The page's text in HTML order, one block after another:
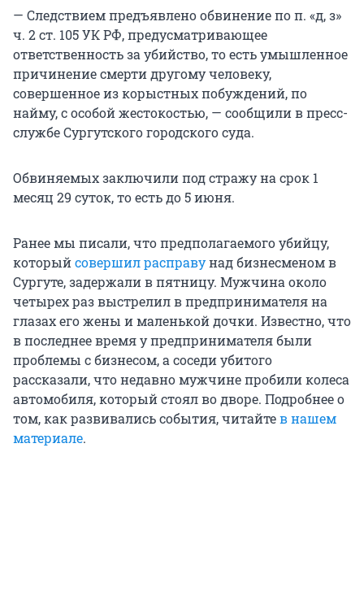
— Следствием предъявлено обвинение по п. «д, з»
ч. 2 ст. 105 УК РФ, предусматривающее
ответственность за убийство, то есть умышленное
причинение смерти другому человеку,
совершенное из корыстных побуждений, по
найму, с особой жестокостью, — сообщили в пресс-
службе Сургутского городского суда.
Обвиняемых заключили под стражу на срок 1
месяц 29 суток, то есть до 5 июня.
Ранее мы писали, что предполагаемого убийцу,
которыйсовершил расправунад бизнесменом в
Сургуте, задержали в пятницу. Мужчина около
четырех раз выстрелил в предпринимателя на
глазах его жены и маленькой дочки. Известно, что
в последнее время у предпринимателя были
проблемы с бизнесом, а соседи убитого
рассказали, что недавно мужчине пробили колеса
автомобиля, который стоял во дворе. Подробнее о
том, как развивались события, читайтев нашем
материале.